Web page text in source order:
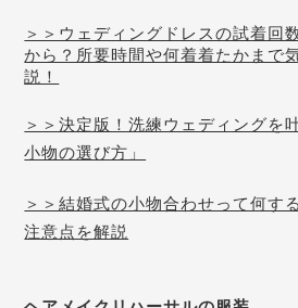
＞＞ウェディングドレスの試着回
から？所要時間や何着着たかまで
説！
＞＞決定版！洗練ウェディングを
小物の選び方」
＞＞結婚式の小物合わせって何す
注意点を解説